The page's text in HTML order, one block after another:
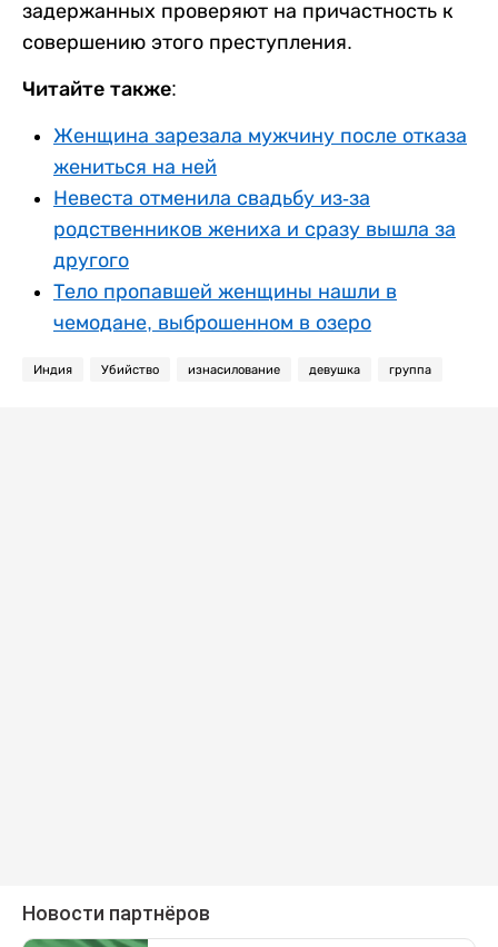
задержанных проверяют на причастность к
совершению этого преступления.
Читайте также:
Женщина зарезала мужчину после отказа
жениться на ней
Невеста отменила свадьбу из-за
родственников жениха и сразу вышла за
другого
Тело пропавшей женщины нашли в
чемодане, выброшенном в озеро
Индия Убийство изнасилование девушка группа